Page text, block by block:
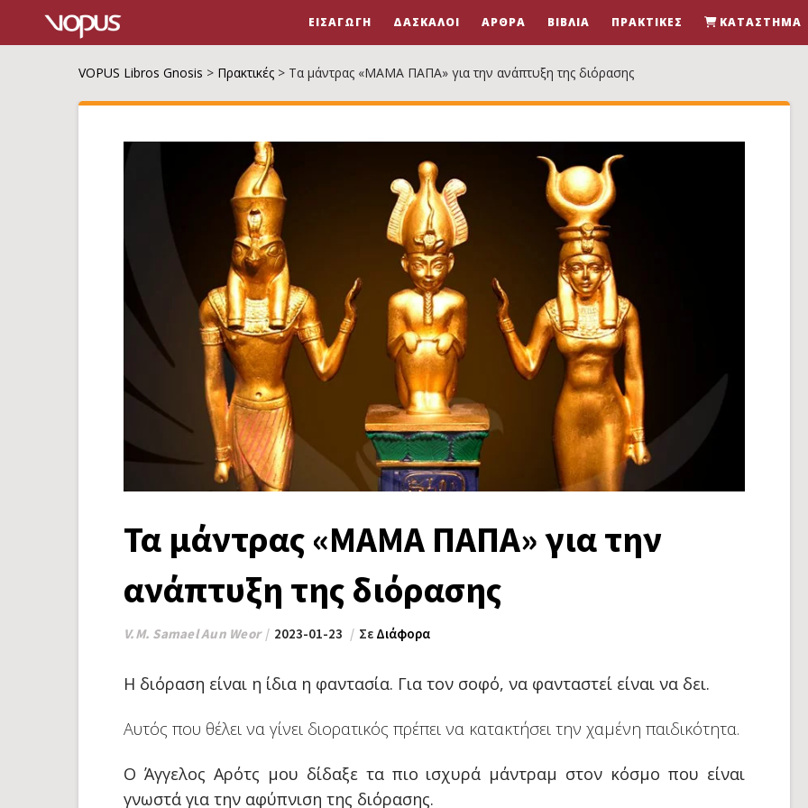
ΕΙΣΑΓΩΓΉ ΔΆΣΚΑΛΟΙ ΆΡΘΡΑ ΒΙΒΛΊΑ ΠΡΑΚΤΙΚΈΣ ΚΑΤΆΣΤΗΜΑ
VOPUS Libros Gnosis > Πρακτικές > Τα μάντρας «ΜΑΜΑ ΠΑΠΑ» για την ανάπτυξη της διόρασης
Τα μάντρας «ΜΑΜΑ ΠΑΠΑ» για την
ανάπτυξη της διόρασης
V.M. Samael Aun Weor 2023-01-23 Σε Διάφορα
Η διόραση είναι η ίδια η φαντασία. Για τον σοφό, να φανταστεί είναι να δει.
Αυτός που θέλει να γίνει διορατικός πρέπει να κατακτήσει την χαμένη παιδικότητα.
Ο Άγγελος Αρότς μου δίδαξε τα πιο ισχυρά μάντραμ στον κόσμο που είναι
γνωστά για την αφύπνιση της διόρασης.